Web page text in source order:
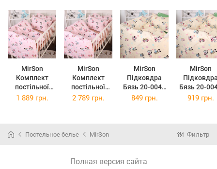
MirSon
Комплект
постільної
білизни Бязь
MirSon
Комплект
постільної
білизни Бязь
MirSon
Підковдра
Бязь 20-0043
Green Mikey
MirSon
Бязь 20-
Green
1 889 грн. 2 789 грн. 849 грн. 919 грн.
Постельное белье MirSon Фильтр
Полная версия сайта